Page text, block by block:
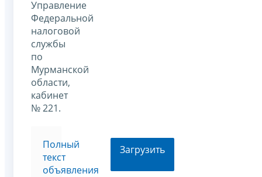
Управление
Федеральной
налоговой
службы
по
Мурманской
области,
кабинет
№ 221.
Полный
текст
объявления
Загрузить